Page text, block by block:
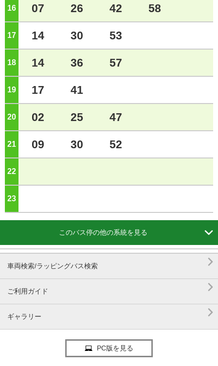
16 07 26 42 58
17 14 30 53
18 14 36 57
19 17 41
20 02 25 47
21 09 30 52
22
23
このバス停の他の系統を見る 
車両検索/ラッピングバス検索 
ご利用ガイド 
ギャラリー 
PC版を見る